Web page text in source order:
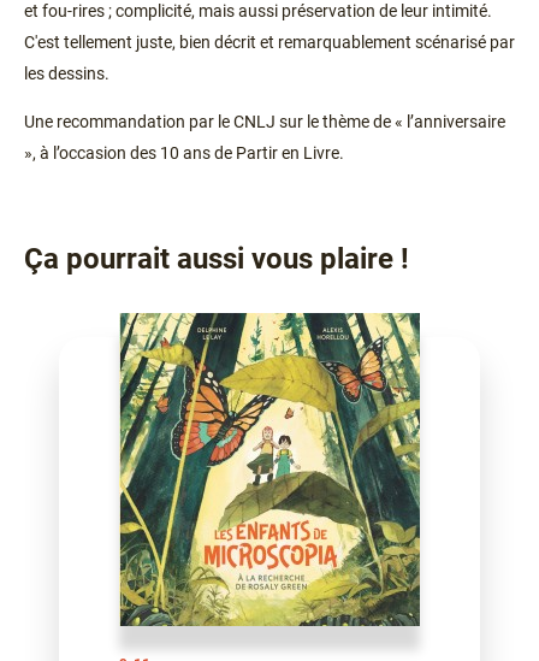
et fou-rires ; complicité, mais aussi préservation de leur intimité.
C'est tellement juste, bien décrit et remarquablement scénarisé par
les dessins.
Une recommandation par le CNLJ sur le thème de « l’anniversaire
», à l’occasion des 10 ans de Partir en Livre.
Ça pourrait aussi vous plaire !